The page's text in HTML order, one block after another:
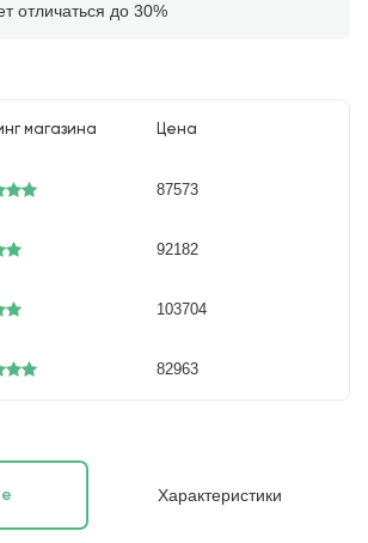
отличаться до 30%
магазина Цена
87573
92182
103704
82963
Характеристики